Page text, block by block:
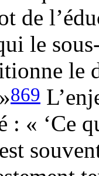
de
le
le
869
: « ‘Ce